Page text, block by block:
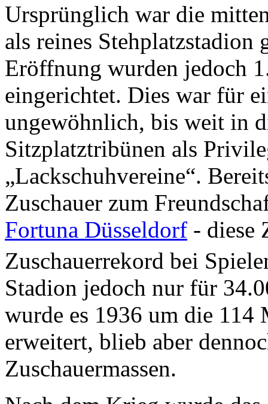
Ursprünglich war die
als reines Stehplatzstadion
Eröffnung wurden jedoch
eingerichtet. Dies war für
ungewöhnlich, bis weit in
Sitzplatztribünen als
„Lackschuhvereine“.
Zuschauer zum
Fortuna Düsseldorf - diese
Zuschauerrekord bei
Stadion jedoch nur für
wurde es 1936 um die 114
erweitert, blieb aber
Zuschauermassen.